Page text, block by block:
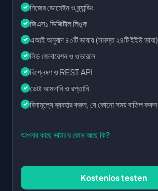
নিজের ডোমেইন ও ব্র্যান্ডিং
জিএস১ ডিজিটাল লিঙ্ক
এআই অনুবাদ ৪০টি ভাষায় (সমস্ত ২৪টি ইইউ ভাষা)
লিড জেনারেশন ও ওভারলে
বিশ্লেষণ ও REST API
ডেটা আমদানি ও রপ্তানি
বিনামূল্যে ব্যবহার করুন, যে কোনো সময় বাতিল করুন
আপনার কাছে ভাউচার কোড আছে কি?
Kostenlos testen